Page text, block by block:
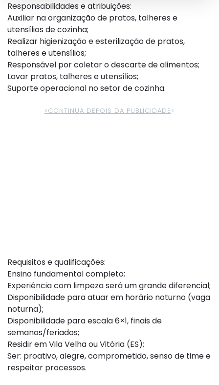
Responsabilidades e atribuições:
Auxiliar na organização de pratos, talheres e
utensílios de cozinha;
Realizar higienização e esterilização de pratos,
talheres e utensílios;
Responsável por coletar o descarte de alimentos;
Lavar pratos, talheres e utensílios;
Suporte operacional no setor de cozinha.
>CONTINUA DEPOIS DA PUBLICIDADE<
Requisitos e qualificações:
Ensino fundamental completo;
Experiência com limpeza será um grande diferencial;
Disponibilidade para atuar em horário noturno (vaga
noturna);
Disponibilidade para escala 6×1, finais de
semanas/feriados;
Residir em Vila Velha ou Vitória (ES);
Ser: proativo, alegre, comprometido, senso de time e
respeitar processos.